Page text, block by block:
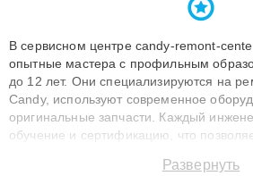
В сервисном центре candy-remont-
опытные мастера с профильным
до 12 лет. Они специализируются на
Candy, используют современное
оригинальные запчасти. Каждый
обучение и сертификацию, что
сохранением гарантии до 3 лет. Наши
Развернуть